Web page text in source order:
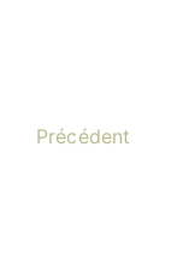
Précédent